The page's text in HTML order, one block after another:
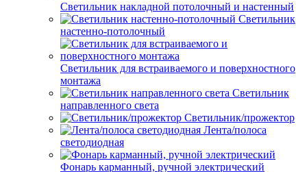
Светильник накладной потолочный и настенный
Светильник
настенно-потолочный
Светильник для встраиваемого и поверхностного
монтажа
Светильник
направленного света
Светильник/прожектор
Лента/полоса
светодиодная
Фонарь карманный, ручной электрический